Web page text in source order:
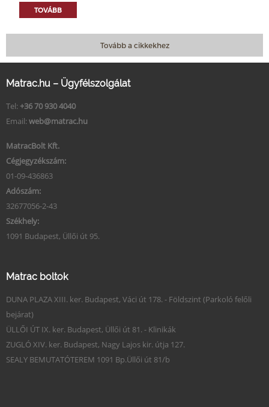
TOVÁBB
Tovább a cikkekhez
Matrac.hu – Ügyfélszolgálat
Tel: +36 70 930 4040
Email: web@matrac.hu
MatracBolt Kft.
Cégjegyzékszám:
01-09-436863
Adószám:
32677056-2-43
Székhely:
1091 Budapest, Üllői út 95.
Matrac boltok
DUNA PLAZA XIII. ker. Budapest, Váci út 178. - Földszint (Parkoló felőli
bejárat)
ÜLLŐI ÚT IX. ker. Budapest, Üllői út 81. - Klinikák
ZUGLÓ XIV. ker. Budapest, Nagy Lajos kir. útja 127.
SEALY BEMUTATÓTEREM 1091 Bp.Üllői út 81/b